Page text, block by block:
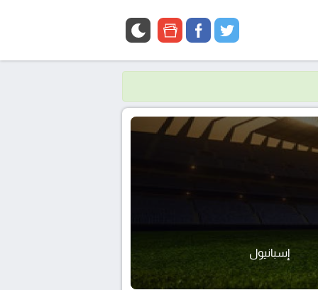
twitter
facebook
google
إسبانيول